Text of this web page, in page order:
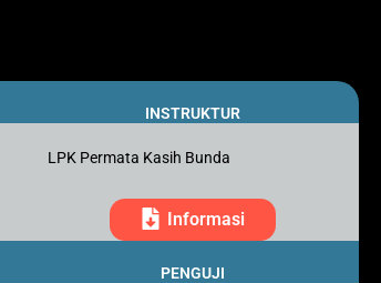
INSTRUKTUR
LPK Permata Kasih Bunda
Informasi
PENGUJI